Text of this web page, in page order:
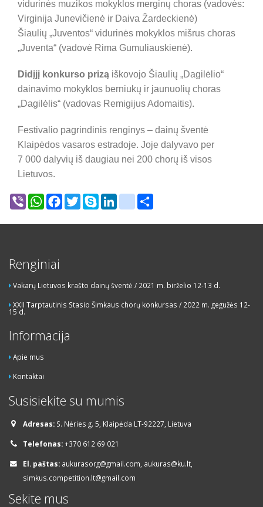
vidurinės muzikos mokyklos merginų choras (vadovės:
Virginija Junevičienė ir Daiva Žardeckienė)
Šiaulių „Juventos“ vidurinės mokyklos mišrus choras
„Juventa“ (vadovė Rima Gumuliauskienė).
Didįjį konkurso prizą iškovojo Šiaulių „Dagilėlio“
dainavimo mokyklos berniukų ir jaunuolių choras
„Dagilėlis“ (vadovas Remigijus Adomaitis).
Festivalio pagrindinis renginys – dainų šventė
Klaipėdos vasaros estradoje. Joje dalyvavo per
7 000 dalyvių iš daugiau nei 200 chorų iš visos
Lietuvos.
Viber WhatsAppFacebook
TwitterSkypeLinkedIngoogle_bookmarks
Renginiai
Vakarų Lietuvos krašto dainų šventė / 2021 m. birželio 12-13 d.
XXII Tarptautinis Stasio Šimkaus chorų konkursas / 2022 m. gegužės 12-
15 d.
Informacija
Apie mus
Kontaktai
Susisiekite su mumis
Adresas: S. Nėries g. 5, Klaipėda LT-92227, Lietuva
Telefonas:+370 612 69 021
El. paštas: aukurasorg@gmail.com, aukuras@ku.lt,
simkus.competition.lt@gmail.com
Sekite mus